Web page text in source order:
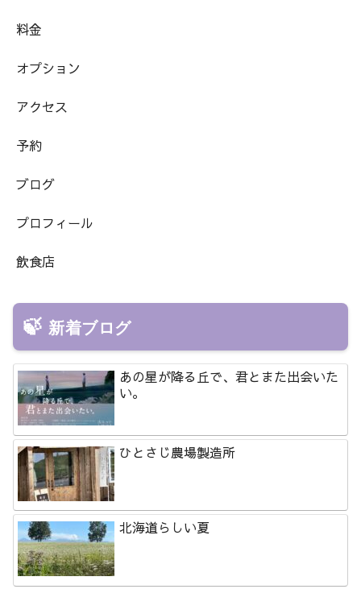
料金
オプション
アクセス
予約
ブログ
プロフィール
飲食店
新着ブログ
あの星が降る丘で、君とまた出会いた
い。
ひとさじ農場製造所
北海道らしい夏